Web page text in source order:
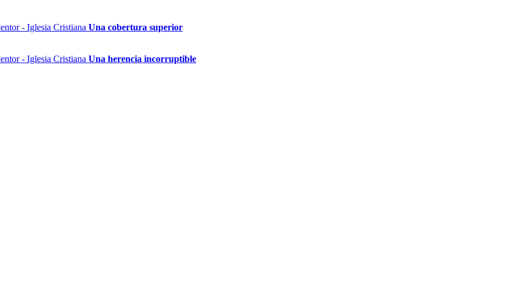
Una cobertura superior
Una herencia incorruptible